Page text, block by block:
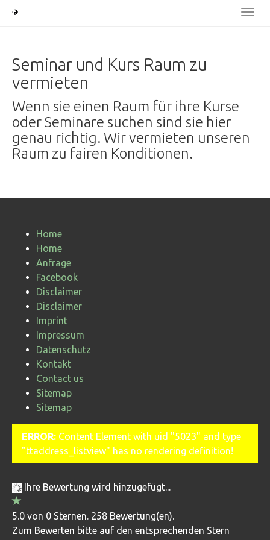
Skip
Seminar und Kurs Raum zu
vermieten
Wenn sie einen Raum für ihre Kurse
oder Seminare suchen sind sie hier
genau richtig. Wir vermieten unseren
Raum zu fairen Konditionen.
Home
Home
Anfrage
Facebook
Disclaimer
Disclaimer
Imprint
Impressum
Datenschutz
Kontakt
Contact us
Sitemap
Sitemap
ERROR: Content Element with uid "5023" and type
"ttaddress_listview" has no rendering definition!
Ihre Bewertung wird hinzugefügt...
5.0 von 0 Sternen. 258 Bewertung(en).
Zum Bewerten bitte auf den entsprechenden Stern